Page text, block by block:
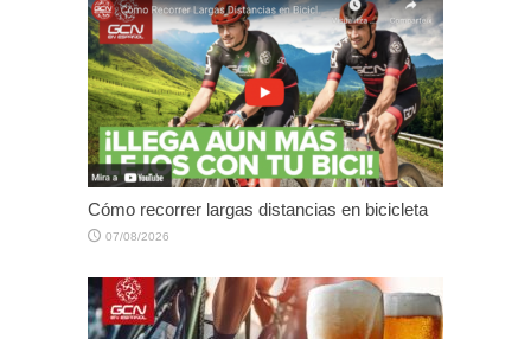
Cómo recorrer largas distancias en bicicleta
07/08/2026